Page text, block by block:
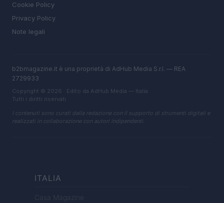
Cookie Policy
Privacy Policy
Note legali
b2bmagazine.it è una proprietà di AdHub Media S.r.l. — REA
2729933
Copyright © 2026 · Edito da AdHub Media — Italia
Tutti i diritti riservati
I contenuti sono curati dalla redazione con il supporto di strumenti digitali e
realizzati in collaborazione con autori indipendenti.
ITALIA
Casa Magazine